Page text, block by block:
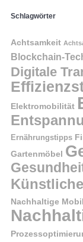
Schlagwörter
Achtsamkeit
Blockchain-
Digitale
Elektromobilität
Ernährungstipps
Gartenmöbel
Nachhaltige